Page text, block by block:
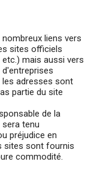
liens vers
sites officiels
mais aussi vers
les adresses sont
partie du site
de la
tenu
préjudice en
sites sont fournis
commodité.